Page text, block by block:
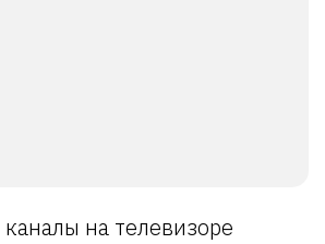
на телевизоре